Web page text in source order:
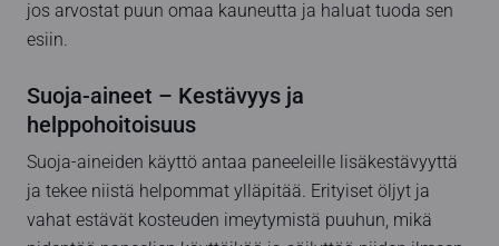
jos arvostat puun omaa kauneutta ja haluat tuoda sen
esiin.
Suoja-aineet – Kestävyys ja
helppohoitoisuus
Suoja-aineiden käyttö antaa paneeleille lisäkestävyyttä
ja tekee niistä helpommat ylläpitää. Erityiset öljyt ja
vahat estävät kosteuden imeytymistä puuhun, mikä